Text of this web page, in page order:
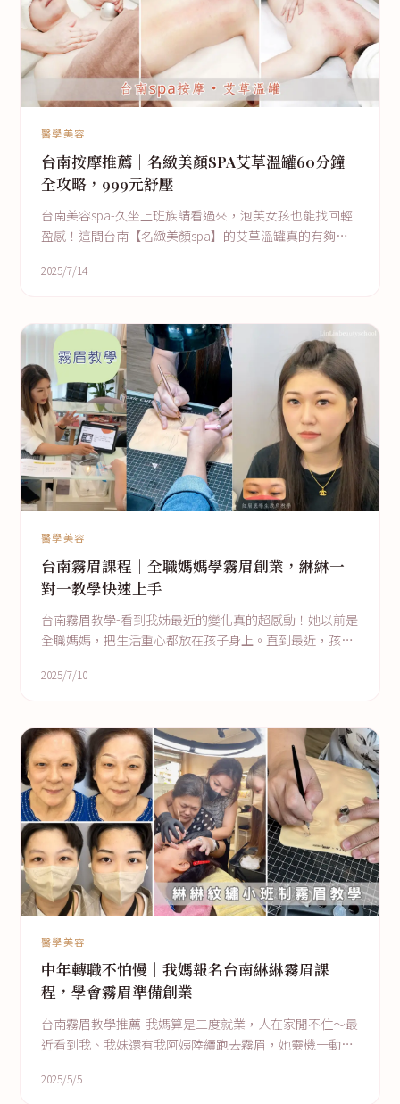
醫學美容
台南按摩推薦｜名緻美顏SPA艾草溫罐60分鐘
全攻略，999元舒壓
台南美容spa-久坐上班族請看過來，泡芙女孩也能找回輕
盈感！這間台南【名緻美顏spa】的艾草溫罐真的有夠讚
2025/7/14
醫學美容
台南霧眉課程｜全職媽媽學霧眉創業，綝綝一
對一教學快速上手
台南霧眉教學-看到我姊最近的變化真的超感動！她以前是
全職媽媽，把生活重心都放在孩子身上。直到最近，孩子
霧眉，開
2025/7/10
醫學美容
中年轉職不怕慢｜我媽報名台南綝綝霧眉課
程，學會霧眉準備創業
台南霧眉教學推薦-我媽算是二度就業，人在家閒不住～最
近看到我、我妹還有我阿姨陸續跑去霧眉，她靈機一動，
己家了嗎
2025/5/5